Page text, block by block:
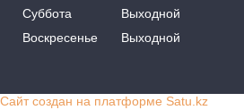
Суббота
Выходной
Воскресенье
Выходной
Сайт создан на платформе Satu.kz